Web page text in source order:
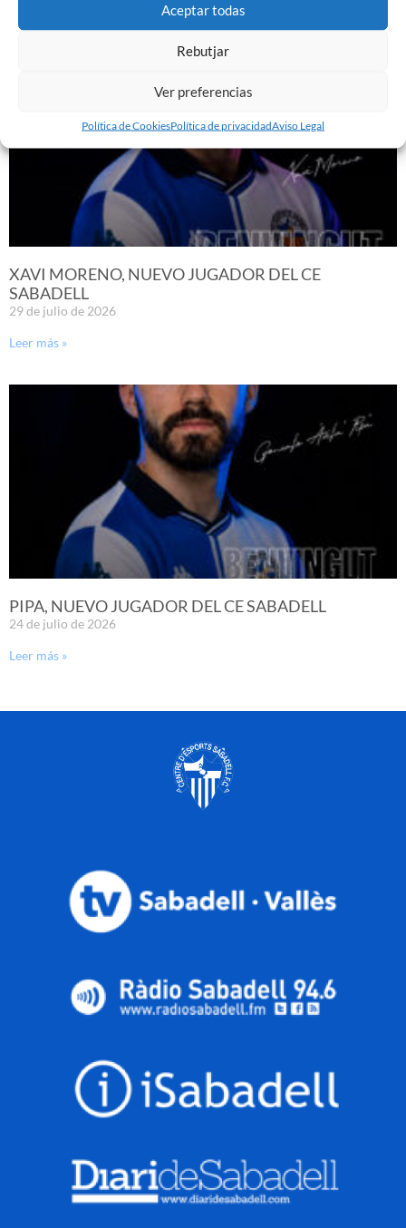
Aceptar todas
Rebutjar
Ver preferencias
Política de CookiesPolítica de privacidadAviso Legal
XAVI MORENO, NUEVO JUGADOR DEL CE
SABADELL
29 de julio de 2026
Leer más »
PIPA, NUEVO JUGADOR DEL CE SABADELL
24 de julio de 2026
Leer más »